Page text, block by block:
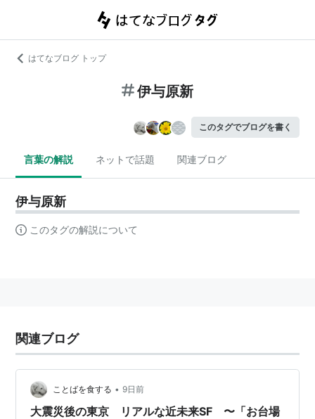
はてなブログ トップ
伊与原新
このタグでブログを書く
言葉の解説 ネットで話題 関連ブログ
伊与原新
このタグの解説について
関連ブログ
ことばを食する • 9日前
大震災後の東京 リアルな近未来SF 〜「お台場